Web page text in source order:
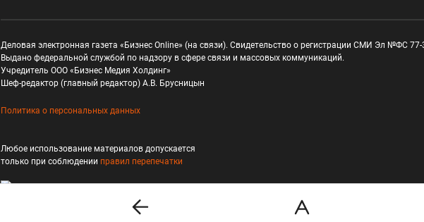
Деловая электронная газета «Бизнес Online» (на связи). Свидетельство о регистрации СМИ Эл №ФС
Выдано федеральной службой по надзору в сфере связи и массовых коммуникаций.
Учредитель ООО «Бизнес Медия Холдинг»
Шеф-редактор (главный редактор) А.В. Брусницын
Политика о персональных данных
Любое использование материалов допускается
только при соблюдении правил перепечатки